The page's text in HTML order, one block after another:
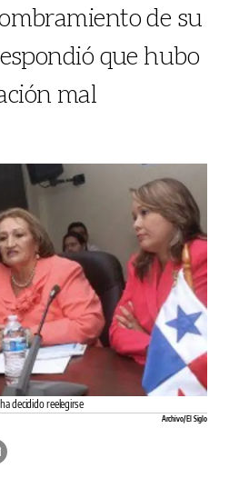
de su
que hubo
mal
decidido reelegirse
Archivo/ El Siglo